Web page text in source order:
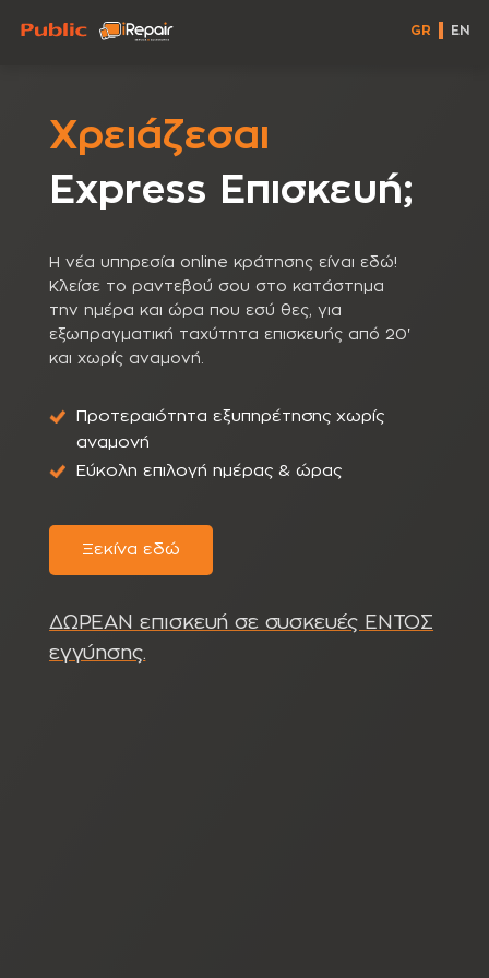
GR EN
Χρειάζεσαι
Express Eπισκευή;
Η νέα υπηρεσία online κράτησης είναι εδώ!
Κλείσε το ραντεβού σου στο κατάστημα
την ημέρα και ώρα που εσύ θες, για
εξωπραγματική ταχύτητα επισκευής από 20'
και χωρίς αναμονή.
Προτεραιότητα εξυπηρέτησης χωρίς
αναμονή
Εύκολη επιλογή ημέρας & ώρας
Ξεκίνα εδώ
ΔΩΡΕΑΝ επισκευή σε συσκευές ΕΝΤΟΣ
εγγύησης.